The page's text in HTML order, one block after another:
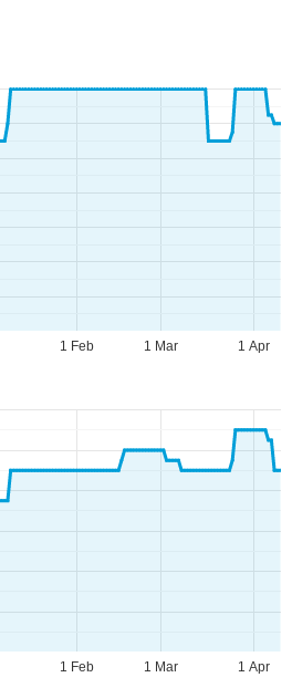
1 Feb 1 Mar 1 Apr
1 Feb 1 Mar 1 Apr